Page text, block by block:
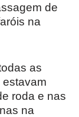
de
na
as
roda e nas
na